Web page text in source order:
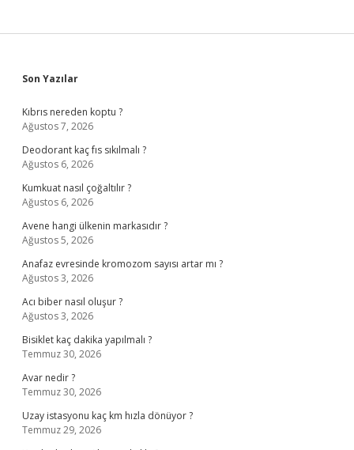
Sidebar
Son Yazılar
Kıbrıs nereden koptu ?
Ağustos 7, 2026
Deodorant kaç fıs sıkılmalı ?
Ağustos 6, 2026
Kumkuat nasıl çoğaltılır ?
Ağustos 6, 2026
Avene hangi ülkenin markasıdır ?
Ağustos 5, 2026
Anafaz evresinde kromozom sayısı artar mı ?
Ağustos 3, 2026
Acı biber nasıl oluşur ?
Ağustos 3, 2026
Bisiklet kaç dakika yapılmalı ?
Temmuz 30, 2026
Avar nedir ?
Temmuz 30, 2026
Uzay istasyonu kaç km hızla dönüyor ?
Temmuz 29, 2026